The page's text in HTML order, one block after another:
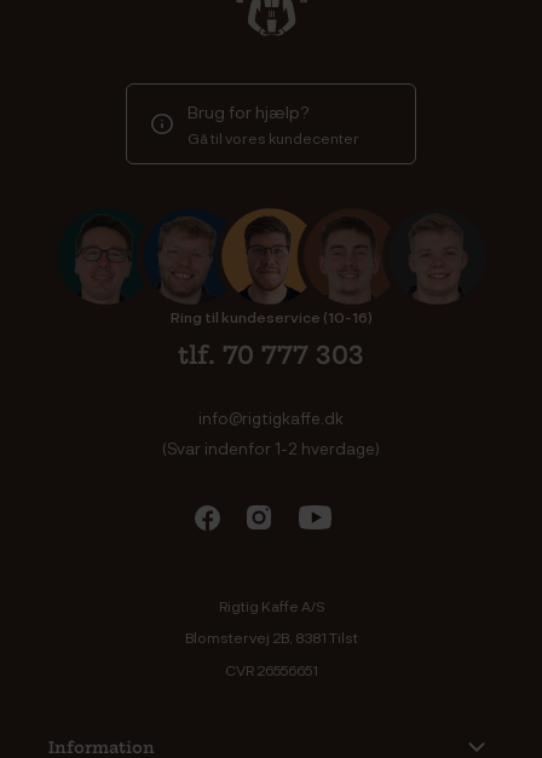
Brug for hjælp?
Gå til vores kundecenter
Ring til kundeservice (10-16)
tlf. 70 777 303
info@rigtigkaffe.dk
(Svar indenfor 1-2 hverdage)
Rigtig Kaffe A/S
Blomstervej 2B, 8381 Tilst
CVR 26556651
Information